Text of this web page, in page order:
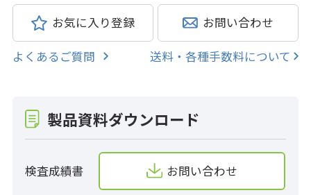
お気に入り登録 お問い合わせ
よくあるご質問 送料・各種手数料について
製品資料ダウンロード
検査成績書 お問い合わせ